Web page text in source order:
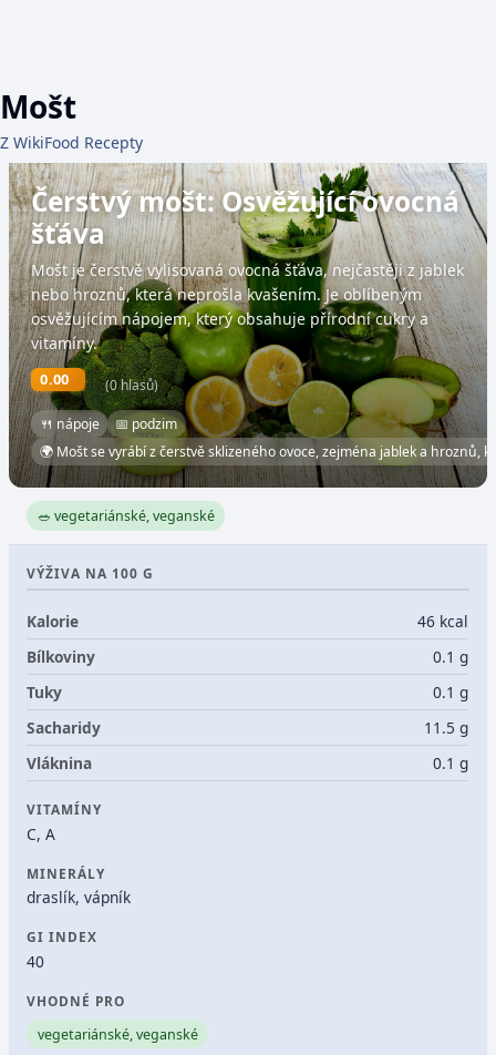
Mošt
Z WikiFood Recepty
Čerstvý mošt: Osvěžující ovocná
šťáva
Mošt je čerstvě vylisovaná ovocná šťáva, nejčastěji z jablek
nebo hroznů, která neprošla kvašením. Je oblíbeným
osvěžujícím nápojem, který obsahuje přírodní cukry a
vitamíny.
0.00 (0 hlasů)
🍴 nápoje
📅 podzim
🌍 Mošt se vyrábí z čerstvě sklizeného ovoce, zejména jablek a hroznů,
🥗 vegetariánské, veganské
VÝŽIVA NA 100 G
Kalorie
46 kcal
Bílkoviny
0.1 g
Tuky
0.1 g
Sacharidy
11.5 g
Vláknina
0.1 g
VITAMÍNY
C, A
MINERÁLY
draslík, vápník
GI INDEX
40
VHODNÉ PRO
vegetariánské, veganské